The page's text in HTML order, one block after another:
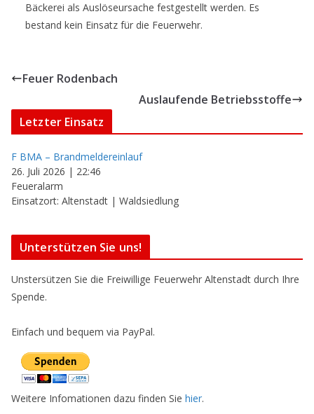
Bäckerei als Auslöseursache festgestellt werden. Es
bestand kein Einsatz für die Feuerwehr.
Feuer Rodenbach
Auslaufende Betriebsstoffe
Letzter Einsatz
F BMA – Brandmeldereinlauf
26. Juli 2026 | 22:46
Feueralarm
Einsatzort: Altenstadt | Waldsiedlung
Unterstützen Sie uns!
Unstersützen Sie die Freiwillige Feuerwehr Altenstadt durch Ihre
Spende.
Einfach und bequem via PayPal.
Weitere Infomationen dazu finden Sie hier.